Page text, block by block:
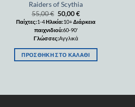
Raiders of Scythia
55,00€ 50,00€
Παίχτες:1-4Ηλικία:10+Διάρκεια
παιχνιδιού:60-90'
Γλώσσες:Αγγλικά
ΠΡΟΣΘΉΚΗ ΣΤΟ ΚΑΛΆΘΙ